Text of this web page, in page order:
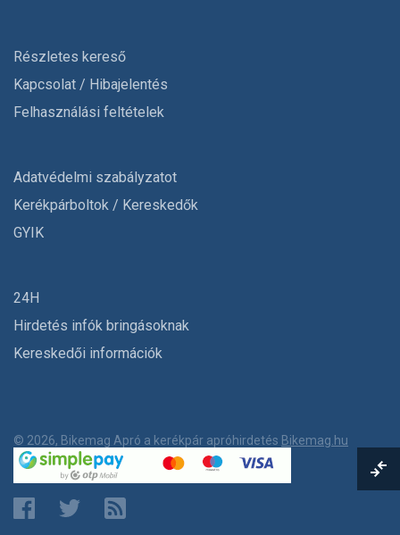
Részletes kereső
Kapcsolat / Hibajelentés
Felhasználási feltételek
Adatvédelmi szabályzatot
Kerékpárboltok / Kereskedők
GYIK
24H
Hirdetés infók bringásoknak
Kereskedői információk
© 2026, Bikemag Apró a kerékpár apróhirdetés Bikemag.hu